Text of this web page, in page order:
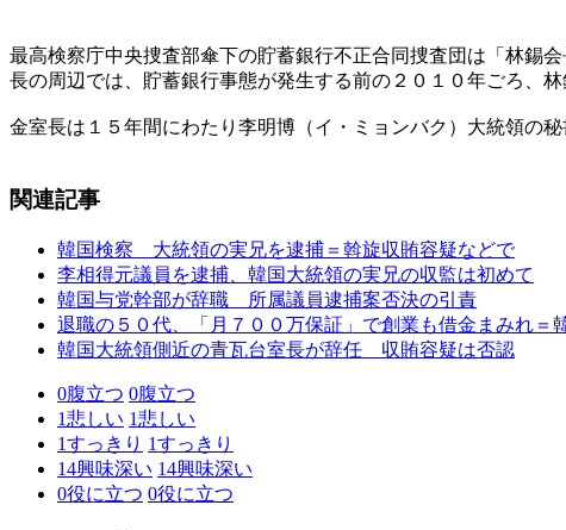
最高検察庁中央捜査部傘下の貯蓄銀行不正合同捜査団は「林錫
長の周辺では、貯蓄銀行事態が発生する前の２０１０年ごろ、
金室長は１５年間にわたり李明博（イ・ミョンバク）大統領の
関連記事
韓国検察 大統領の実兄を逮捕＝斡旋収賄容疑などで
李相得元議員を逮捕、韓国大統領の実兄の収監は初めて
韓国与党幹部が辞職 所属議員逮捕案否決の引責
退職の５０代、「月７００万保証」で創業も借金まみれ＝
韓国大統領側近の青瓦台室長が辞任 収賄容疑は否認
0腹立つ 0腹立つ
1悲しい 1悲しい
1すっきり 1すっきり
14興味深い 14興味深い
0役に立つ 0役に立つ